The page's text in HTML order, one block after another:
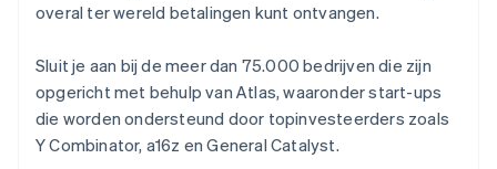
overal ter wereld betalingen kunt ontvangen.
Sluit je aan bij de meer dan 75.000 bedrijven die zijn
opgericht met behulp van Atlas, waaronder start-ups
die worden ondersteund door topinvesteerders zoals
Y Combinator, a16z en General Catalyst.